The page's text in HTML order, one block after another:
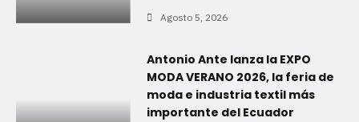
Agosto 5, 2026
Antonio Ante lanza la EXPO
MODA VERANO 2026, la feria de
moda e industria textil más
importante del Ecuador